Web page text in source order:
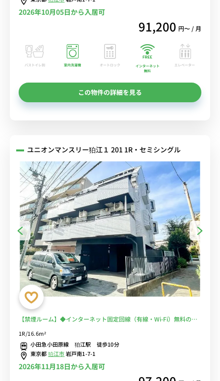
2026年10月05日から入居可
91,200 円〜 / 月
バストイレ別 室内洗濯機 オートロック
インターネット
無料
エレベーター
この物件の詳細を見る
ユニオンマンスリー狛江１ 201 1R・セミシングル
【禁煙ルーム】◆インターネット固定回線（有線・Wi-Fi）無料の部
や冷蔵庫などの生活家電完備
1R/16.6m²
小田急小田原線 狛江駅 徒歩10分
東京都狛江市岩戸南1-7-1
2026年11月18日から入居可